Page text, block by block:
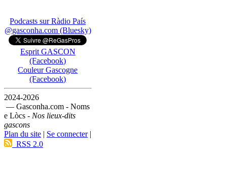
Podcasts sur Ràdio País
@gasconha.com (Bluesky)
Esprit GASCON
(Facebook)
Couleur Gascogne
(Facebook)
2024-2026
— Gasconha.com - Noms
e Lòcs - Nos lieux-dits
gascons
Plan du site | Se connecter|
RSS 2.0